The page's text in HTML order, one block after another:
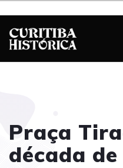
Praça
década